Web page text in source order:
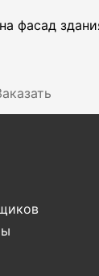
фасад